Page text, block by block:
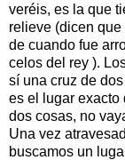
veréis, es la que
relieve (dicen
de cuando fue
celos del rey ).
sí una cruz de
es el lugar exacto
dos cosas, no
Una vez
buscamos un